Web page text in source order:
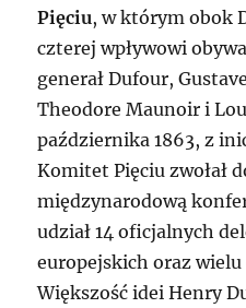
Pięciu, w którym obok
czterej wpływowi
generał Dufour,
Theodore Maunoir i
października 1863, z
Komitet Pięciu zwołał
międzynarodową
udział 14 oficjalnych
europejskich oraz
Większość idei Henry